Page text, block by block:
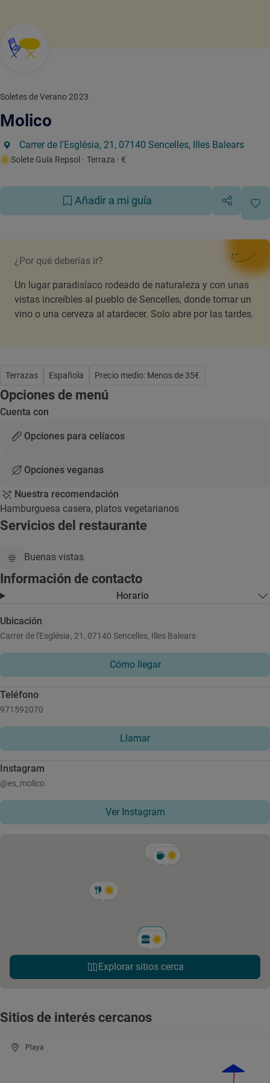
Soletes de Verano 2023
Molico
Carrer de l'Església, 21, 07140 Sencelles, Illes Balears
Solete Guía Repsol · Terraza · €
Añadir a mi guía
¿Por qué deberías ir?
Un lugar paradisíaco rodeado de naturaleza y con unas
vistas increíbles al pueblo de Sencelles, donde tomar un
vino o una cerveza al atardecer. Solo abre por las tardes.
Terrazas Española Precio medio: Menos de 35€
Opciones de menú
Cuenta con
Opciones para celíacos
Opciones veganas
Nuestra recomendación
Hamburguesa casera, platos vegetarianos
Servicios del restaurante
Buenas vistas
Información de contacto
Horario
Ubicación
Carrer de l'Església, 21, 07140 Sencelles, Illes Balears
Cómo llegar
Teléfono
971592070
Llamar
Instagram
@es_molico
Ver Instagram
Explorar sitios cerca
Sitios de interés cercanos
Playa